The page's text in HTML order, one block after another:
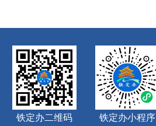
铁定办二维码 铁定办小程序